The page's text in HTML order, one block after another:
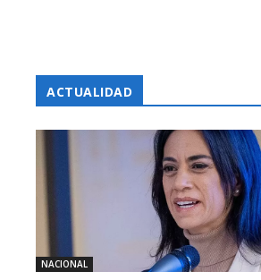
ACTUALIDAD
NACIONAL